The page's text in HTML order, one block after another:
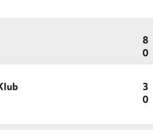
8
0
3
0